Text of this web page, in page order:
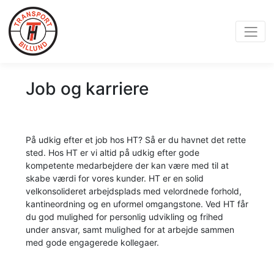
Job og karriere
På udkig efter et job hos HT? Så er du havnet det rette
sted. Hos HT er vi altid på udkig efter gode
kompetente medarbejdere der kan være med til at
skabe værdi for vores kunder. HT er en solid
velkonsolideret arbejdsplads med velordnede forhold,
kantineordning og en uformel omgangstone. Ved HT får
du god mulighed for personlig udvikling og frihed
under ansvar, samt mulighed for at arbejde sammen
med gode engagerede kollegaer.